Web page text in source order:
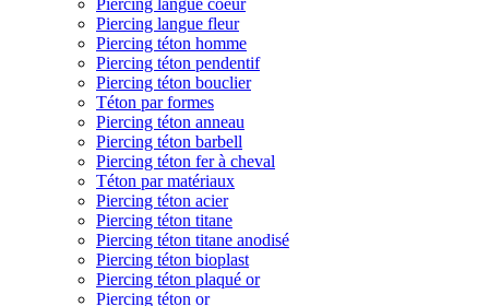
Piercing langue coeur
Piercing langue fleur
Piercing téton homme
Piercing téton pendentif
Piercing téton bouclier
Téton par formes
Piercing téton anneau
Piercing téton barbell
Piercing téton fer à cheval
Téton par matériaux
Piercing téton acier
Piercing téton titane
Piercing téton titane anodisé
Piercing téton bioplast
Piercing téton plaqué or
Piercing téton or